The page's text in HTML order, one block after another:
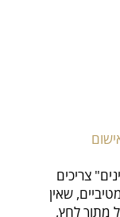
צריכים
שאין
מתוך לחץ,